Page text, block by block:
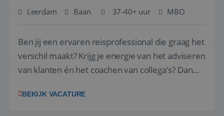
Leerdam Baan 37-40+ uur MBO
Ben jij een ervaren reisprofessional die graag het
verschil maakt? Krijg je energie van het adviseren
van klanten én het coachen van collega's? Dan
(onderdeel van Pelikaan Travel Group) zoeken
BEKIJK VACATURE